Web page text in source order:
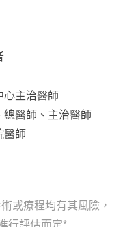
心主治醫師
總醫師、主治醫師
醫師
或療程均有其風險，